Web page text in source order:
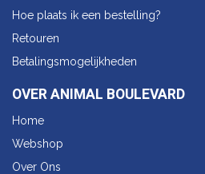
Hoe plaats ik een bestelling?
Retouren
Betalingsmogelijkheden
OVER ANIMAL BOULEVARD
Home
Webshop
Over Ons